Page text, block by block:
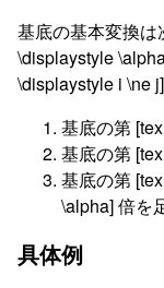
基底の基本変換は
\displaystyle
\displaystyle i \ne j]
基底の第
基底の第
基底の第
\alpha] 倍を
具体例